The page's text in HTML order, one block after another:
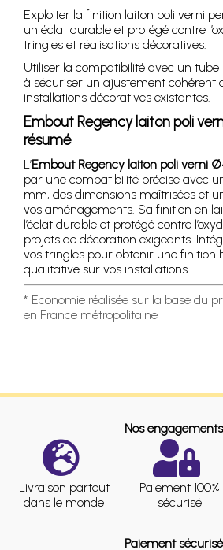
Exploiter la finition laiton poli verni
un éclat durable et protégé contre
tringles et réalisations décoratives.
Utiliser la compatibilité avec un
à sécuriser un ajustement cohérent
installations décoratives existantes.
Embout Regency laiton poli
résumé
L’Embout Regency laiton poli verni
par une compatibilité précise avec
mm, des dimensions maîtrisées et
vos aménagements. Sa finition en
l’éclat durable et protégé contre
projets de décoration exigeants.
vos tringles pour obtenir une finition
qualitative sur vos installations.
* Economie réalisée sur la base du
en France métropolitaine
Nos
Livraison partout
dans le monde
Paiement 100%
sécurisé
Paiement